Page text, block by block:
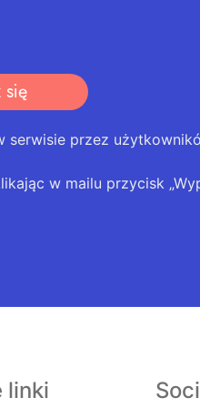
się
przez
w mailu przycisk
linki